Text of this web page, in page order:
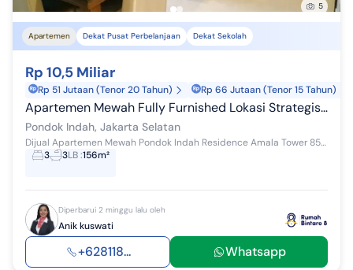
5
Apartemen Dekat Pusat Perbelanjaan Dekat Sekolah
Rp 10,5 Miliar
Rp 51 Jutaan (Tenor 20 Tahun) Rp 66 Jutaan (Tenor 15 Tahun)
Apartemen Mewah Fully Furnished Lokasi Strategis Di Pondok Indah
Pondok Indah, Jakarta Selatan
Dijual Apartemen Mewah Pondok Indah Residence Amala Tower 856AZ - Ukuran total: 156 m² - Kamar Tidur: 3 + 1 - Kamar Mandi: 3 + 1 - Ruangan Lain: ...
3
3LB:156m²
Diperbarui 2 minggu lalu oleh
Anik kuswati
+628118... Whatsapp